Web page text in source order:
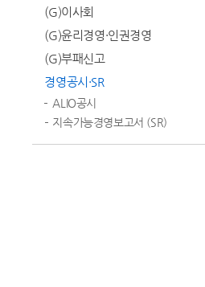
(G)이사회
(G)윤리경영·인권경영
(G)부패신고
경영공시·SR
ALIO공시
지속가능경영보고서 (SR)